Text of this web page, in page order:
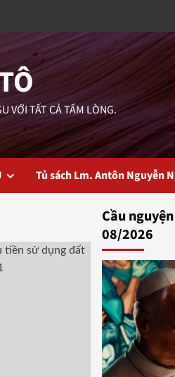
VỚI TẤT CẢ TẤM LÒNG.
Tủ sách Lm. Antôn Nguyễn
Cầu
08/2026